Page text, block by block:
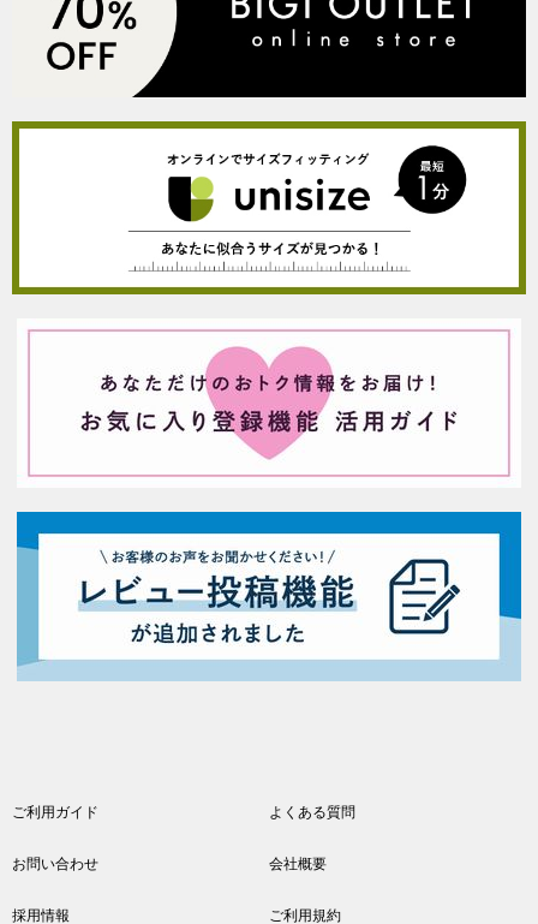
ご利用ガイド よくある質問
お問い合わせ 会社概要
採用情報 ご利用規約